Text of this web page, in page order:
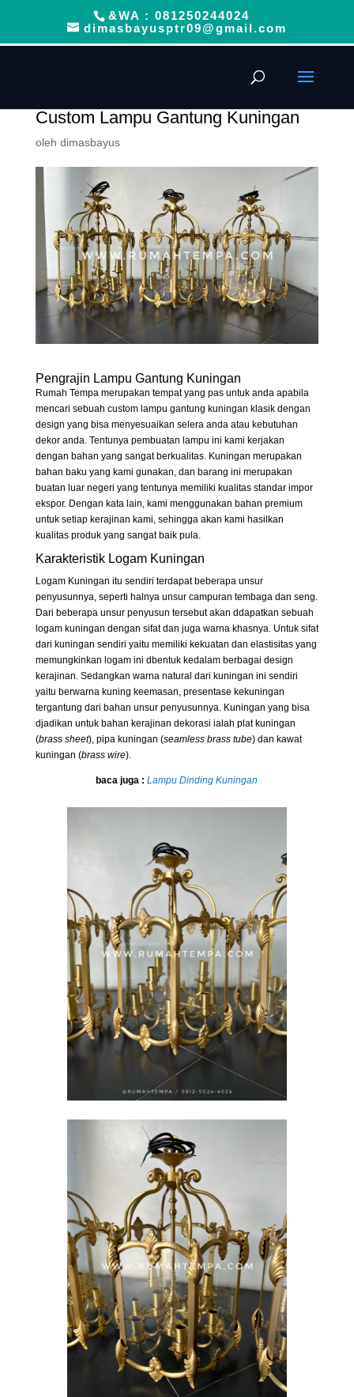
&WA : 081250244024
dimasbayusptr09@gmail.com
Custom Lampu Gantung Kuningan
oleh dimasbayus
Pengrajin Lampu Gantung Kuningan
Rumah Tempa merupakan tempat yang pas untuk anda apabila
mencari sebuah custom lampu gantung kuningan klasik dengan
design yang bisa menyesuaikan selera anda atau kebutuhan
dekor anda. Tentunya pembuatan lampu ini kami kerjakan
dengan bahan yang sangat berkualitas. Kuningan merupakan
bahan baku yang kami gunakan, dan barang ini merupakan
buatan luar negeri yang tentunya memiliki kualitas standar impor
ekspor. Dengan kata lain, kami menggunakan bahan premium
untuk setiap kerajinan kami, sehingga akan kami hasilkan
kualitas produk yang sangat baik pula.
Karakteristik Logam Kuningan
Logam Kuningan itu sendiri terdapat beberapa unsur
penyusunnya, seperti halnya unsur campuran tembaga dan seng.
Dari beberapa unsur penyusun tersebut akan ddapatkan sebuah
logam kuningan dengan sifat dan juga warna khasnya. Untuk sifat
dari kuningan sendiri yaitu memiliki kekuatan dan elastisitas yang
memungkinkan logam ini dbentuk kedalam berbagai design
kerajinan. Sedangkan warna natural dari kuningan ini sendiri
yaitu berwarna kuning keemasan, presentase kekuningan
tergantung dari bahan unsur penyusunnya. Kuningan yang bisa
djadikan untuk bahan kerajinan dekorasi ialah plat kuningan
(brass sheet), pipa kuningan (seamless brass tube) dan kawat
kuningan (brass wire).
baca juga :Lampu Dinding Kuningan